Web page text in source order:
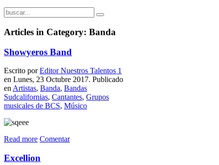
Articles in Category: Banda
Showyeros Band
Escrito porEditor Nuestros Talentos 1
en Lunes, 23 Octubre 2017. Publicado
enArtistas, Banda, Bandas
Sudcalifornias, Cantantes, Grupos
musicales de BCS, Músico
Read more Comentar
Excellion